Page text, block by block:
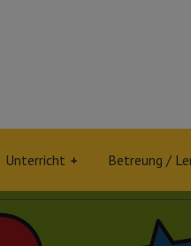
Unterricht Betreung /